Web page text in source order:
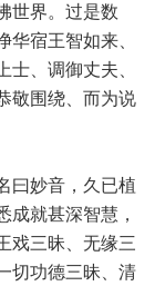
世界。过是数
宿王智如来、
、调御丈夫、
敬围绕、而为说
妙音，久已植
成就甚深智慧，
戏三昧、无缘三
切功德三昧、清